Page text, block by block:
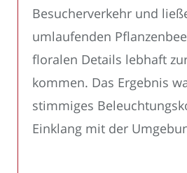
Besucherverkehr und
umlaufenden
floralen Details lebhaft
kommen. Das Ergebnis
stimmiges
Einklang mit der